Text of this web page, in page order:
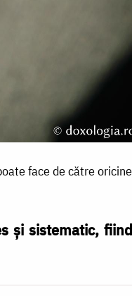
face de către
și sistematic,